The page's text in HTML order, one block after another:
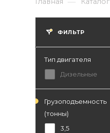
ФИЛЬТР
Тип двигателя
Дизельные
Грузоподъемность
(тонны)
3,5